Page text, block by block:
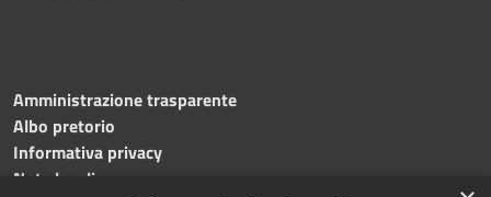
Amministrazione trasparente
Albo pretorio
Informativa privacy
Note legali